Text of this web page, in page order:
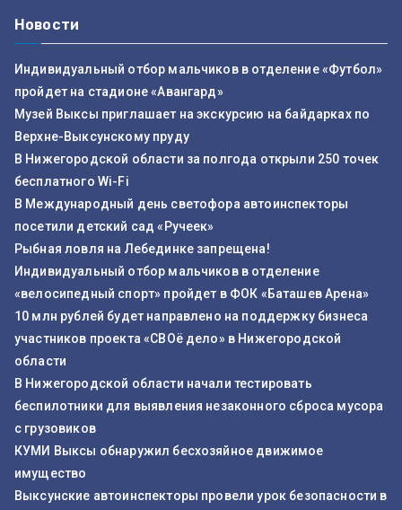
Новости
Индивидуальный отбор мальчиков в отделение «Футбол»
пройдет на стадионе «Авангард»
Музей Выксы приглашает на экскурсию на байдарках по
Верхне-Выксунскому пруду
В Нижегородской области за полгода открыли 250 точек
бесплатного Wi-Fi
В Международный день светофора автоинспекторы
посетили детский сад «Ручеек»
Рыбная ловля на Лебединке запрещена!
Индивидуальный отбор мальчиков в отделение
«велосипедный спорт» пройдет в ФОК «Баташев Арена»
10 млн рублей будет направлено на поддержку бизнеса
участников проекта «СВОё дело» в Нижегородской
области
В Нижегородской области начали тестировать
беспилотники для выявления незаконного сброса мусора
с грузовиков
КУМИ Выксы обнаружил бесхозяйное движимое
имущество
Выксунские автоинспекторы провели урок безопасности в